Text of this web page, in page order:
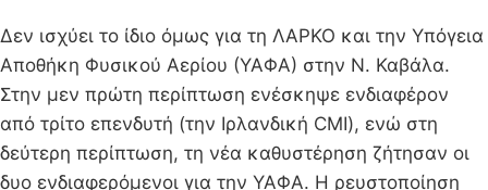
Δεν ισχύει το ίδιο όμως για τη ΛΑΡΚΟ και την Υπόγεια
Αποθήκη Φυσικού Αερίου (ΥΑΦΑ) στην Ν. Καβάλα.
Στην μεν πρώτη περίπτωση ενέσκηψε ενδιαφέρον
από τρίτο επενδυτή (την Ιρλανδική CMI), ενώ στη
δεύτερη περίπτωση, τη νέα καθυστέρηση ζήτησαν οι
δυο ενδιαφερόμενοι για την ΥΑΦΑ. H ρευστοποίηση